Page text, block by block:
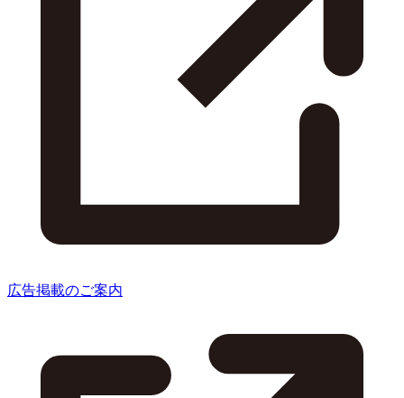
広告掲載のご案内